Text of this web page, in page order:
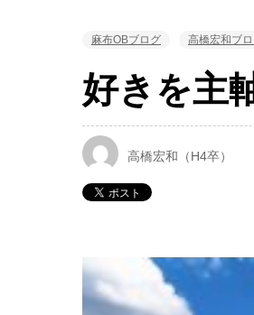
麻布OBブログ 高橋宏和ブ
好きを主
高橋宏和（H4卒）